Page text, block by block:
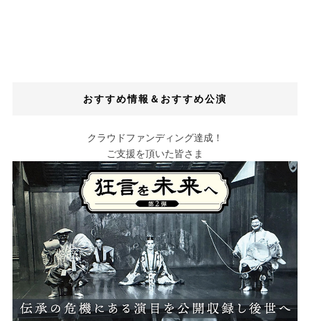
おすすめ情報＆おすすめ公演
クラウドファンディング達成！
ご支援を頂いた皆さま